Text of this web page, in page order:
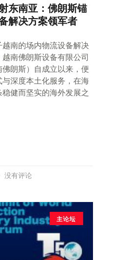
东南亚：佛朗斯锚
解决方案领军者
南的场内物流设备解决
南佛朗斯设备有限公司
佛朗斯）自成立以来，便
与深度本土化服务，在海
健而坚实的海外发展之
没有评论
主论坛